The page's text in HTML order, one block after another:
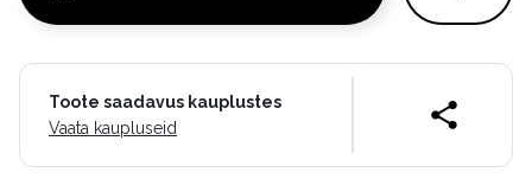
Toote saadavus kauplustes
Vaata kaupluseid